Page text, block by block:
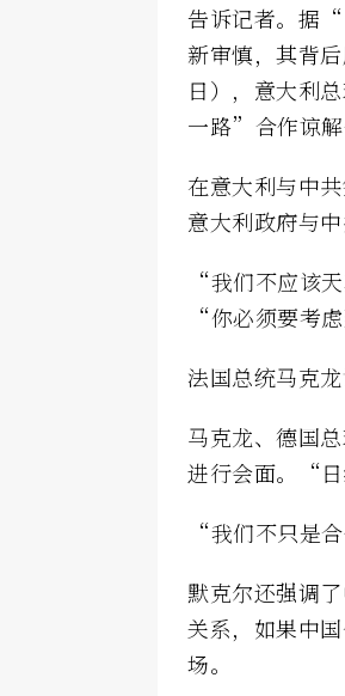
告诉记者。据
新审慎，其背
日），意大利
一路”合作谅解
在意大利与中
意大利政府与
“我们不应该
“你必须要考
法国总统马克
马克龙、德国
进行会面。“日
“我们不只是
默克尔还强调
关系，如果中
场。